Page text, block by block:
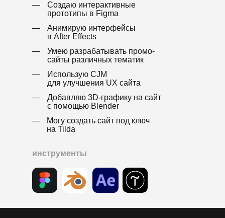
Арт-директор
Embacy
Могу создать сайт под ключ
на Tilda
—
Добавляю 3D-графику на сайт
с помощью Blender
—
Использую СJM
для улучшения UX сайта
—
Умею разрабатывать промо-
сайты различных тематик
—
Анимирую интерфейсы
в After Effects
—
Создаю интерактивные
прототипы в Figma
—
инструменты